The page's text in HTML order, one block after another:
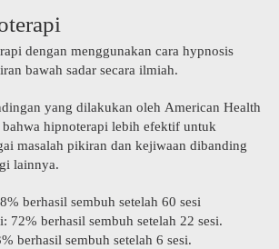
dengan menggunakan cara hypnosis
bawah sadar secara ilmiah.
yang dilakukan oleh American Health
hipnoterapi lebih efektif untuk
masalah pikiran dan kejiwaan dibanding
lainnya.
berhasil sembuh setelah 60 sesi
72% berhasil sembuh setelah 22 sesi.
berhasil sembuh setelah 6 sesi.